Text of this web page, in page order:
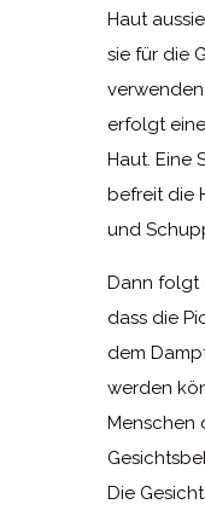
Haut
sie für die
erfolgt
Haut. Eine
befreit die
und
Dann folgt
dass die
dem
werden
Menschen
Die